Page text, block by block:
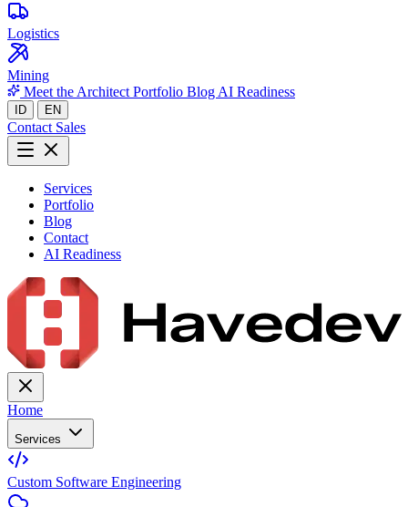
Logistics
Mining
Meet the Architect Portfolio Blog AI Readiness
ID EN
Contact Sales
Services
Portfolio
Blog
Contact
AI Readiness
Home
Services
Custom Software Engineering